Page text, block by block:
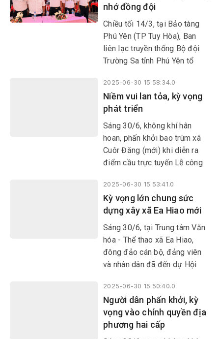
nhớ đồng đội
Chiều tối 14/3, tại Bảo tàng
Phú Yên (TP Tuy Hòa), Ban
liên lạc truyền thống Bộ đội
Trường Sa tỉnh Phú Yên tổ
thống đấu tranh bảo vệ chủ
quyền của Tổ quốc trên biển
Đông, tưởng niệm 64 đồng đội
đã anh dũng hy sinh trong trận
Gạc Ma ngày 14/3/1988.
2025-06-30 15:58:34.0
Niềm vui lan tỏa, kỳ vọng
phát triển
Sáng 30/6, không khí hân
hoan, phấn khởi bao trùm xã
Cuôr Đăng (mới) khi diễn ra
điểm cầu trực tuyến Lễ công
Trung ương và địa phương về
sáp nhập đơn vị hành chính
cấp tỉnh, cấp xã, kết thúc hoạt
động đơn vị hành chính cấp
huyện, thành lập tổ chức đảng,
chỉ định cấp ủy, HĐND, UBND,
Ủy ban MTTQ Việt Nam tỉnh,
2025-06-30 15:53:41.0
Kỳ vọng lớn chung sức
dựng xây xã Ea Hiao mới
Sáng 30/6, tại Trung tâm Văn
hóa - Thể thao xã Ea Hiao,
đông đảo cán bộ, đảng viên
và nhân dân đã đến dự Hội
quyết, Quyết định của Trung
ương và tỉnh Đắk Lắk về việc
sáp nhập đơn vị hành chính,
thành lập tổ chức đảng, chỉ
2025-06-30 15:50:40.0
Người dân phấn khởi, kỳ
vọng vào chính quyền địa
phương hai cấp